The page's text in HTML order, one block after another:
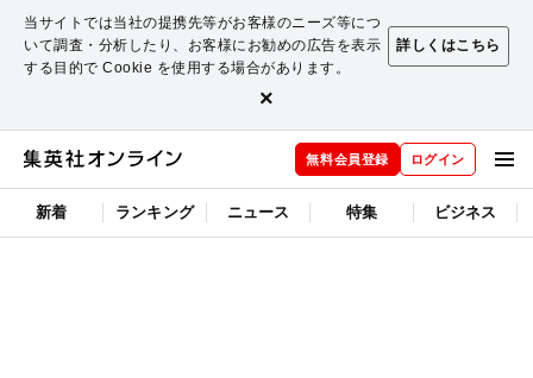
当サイトでは当社の提携先等がお客様のニーズ等につ
いて調査・分析したり、お客様にお勧めの広告を表示
する目的で Cookie を使用する場合があります。
詳しくはこちら
×
無料会員登録 ログイン
新着 ランキング ニュース 特集 ビジネス